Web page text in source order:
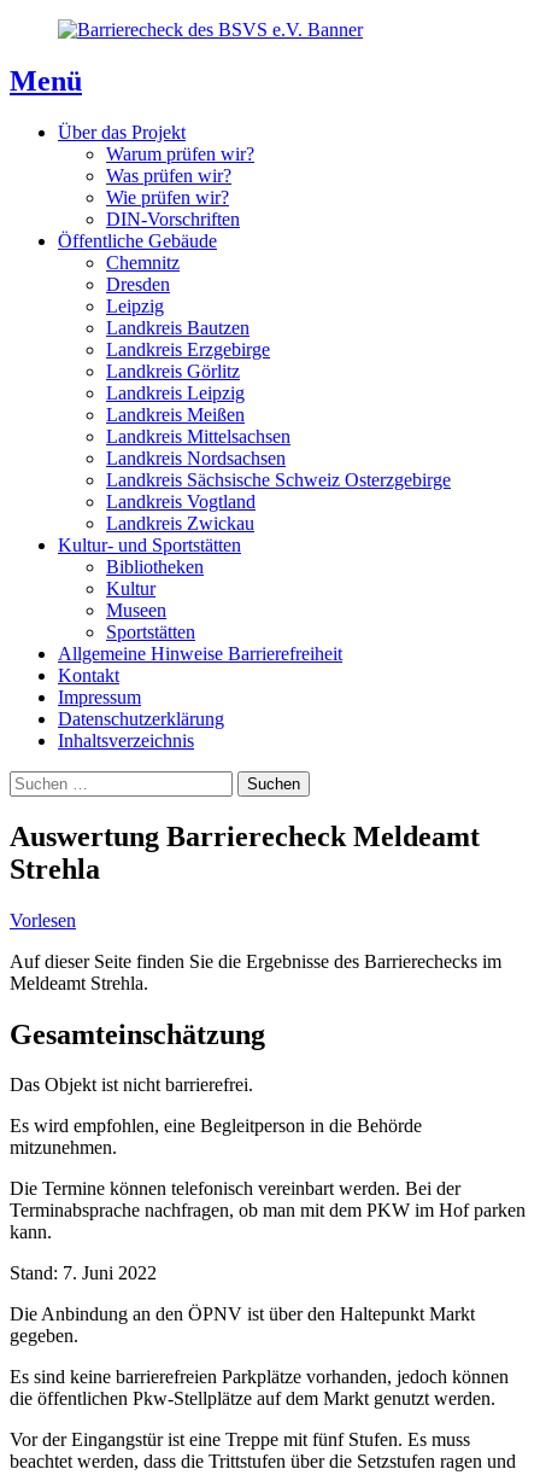
Inhaltsverzeichnis
Kontaktseite
Inhalt
Menü
Über das Projekt
Warum prüfen wir?
Was prüfen wir?
Wie prüfen wir?
DIN-Vorschriften
Öffentliche Gebäude
Chemnitz
Dresden
Leipzig
Landkreis Bautzen
Landkreis Erzgebirge
Landkreis Görlitz
Landkreis Leipzig
Landkreis Meißen
Landkreis Mittelsachsen
Landkreis Nordsachsen
Landkreis Sächsische Schweiz Osterzgebirge
Landkreis Vogtland
Landkreis Zwickau
Kultur- und Sportstätten
Bibliotheken
Kultur
Museen
Sportstätten
Allgemeine Hinweise Barrierefreiheit
Kontakt
Impressum
Datenschutzerklärung
Inhaltsverzeichnis
Suche
Suchen
nach:
Auswertung Barrierecheck Meldeamt
Strehla
Vorlesen
Auf dieser Seite finden Sie die Ergebnisse des Barrierechecks im
Meldeamt Strehla.
Gesamteinschätzung
Das Objekt ist nicht barrierefrei.
Es wird empfohlen, eine Begleitperson in die Behörde
mitzunehmen.
Die Termine können telefonisch vereinbart werden. Bei der
Terminabsprache nachfragen, ob man mit dem PKW im Hof parken
kann.
Stand: 7. Juni 2022
Die Anbindung an den ÖPNV ist über den Haltepunkt Markt
gegeben.
Es sind keine barrierefreien Parkplätze vorhanden, jedoch können
die öffentlichen Pkw-Stellplätze auf dem Markt genutzt werden.
Vor der Eingangstür ist eine Treppe mit fünf Stufen. Es muss
beachtet werden, dass die Trittstufen über die Setzstufen ragen und